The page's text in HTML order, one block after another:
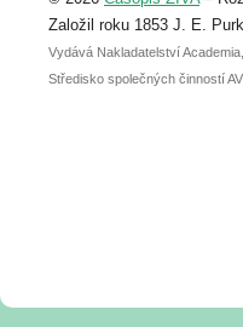
posteru je už 30. června.
Založil roku 1853 J. E.
Vydává Nakladatelství Academia,
Středisko společných činností